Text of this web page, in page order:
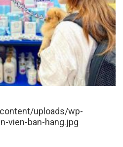
uploads/wp-
vien-ban-hang.jpg